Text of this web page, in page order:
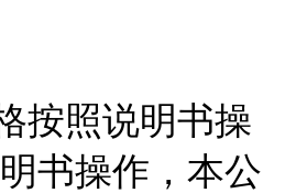
按照说明书操
书操作，本公